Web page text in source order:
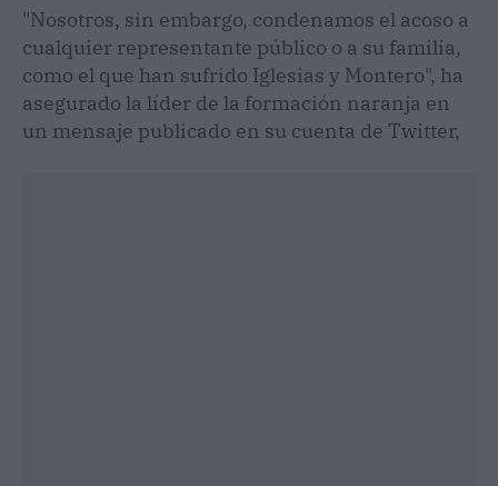
"Nosotros, sin embargo, condenamos el acoso a
cualquier representante público o a su familia,
como el que han sufrido Iglesias y Montero", ha
asegurado la líder de la formación naranja en
un mensaje publicado en su cuenta de Twitter,